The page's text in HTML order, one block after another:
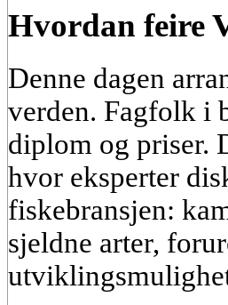
Hvordan feire
Denne dagen
verden. Fagfolk i
diplom og priser.
hvor eksperter
fiskebransjen:
sjeldne arter,